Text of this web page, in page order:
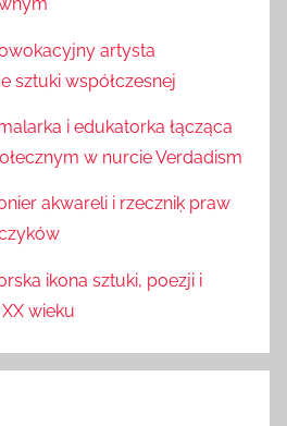
artysta
sztuki współczesnej
i edukatorka łącząca
w nurcie Verdadism
akwareli i rzeczniķ praw
ikona sztuki, poezji i
wieku